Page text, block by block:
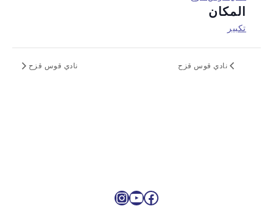
المكان
تكبير
نادي قوس قزح نادي قوس قزح
فيسبوك
يوتيوب
إنستغرام